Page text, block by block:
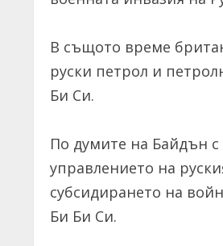
В същото време
руски петрол и
Би Си.
По думите на Байдън
управлението на
субсидирането на
Би Би Си.